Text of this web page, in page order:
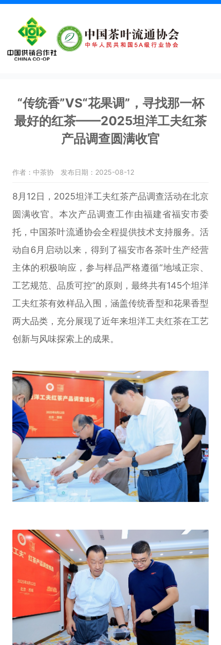
“传统香”VS“花果调”，寻找那一杯
最好的红茶——2025坦洋工夫红茶
产品调查圆满收官
作者：中茶协 发布日期：2025-08-12
8月12日，2025坦洋工夫红茶产品调查活动在北京
圆满收官。本次产品调查工作由福建省福安市委
托，中国茶叶流通协会全程提供技术支持服务。活
动自6月启动以来，得到了福安市各茶叶生产经营
主体的积极响应，参与样品严格遵循“地域正宗、
工艺规范、品质可控”的原则，最终共有145个坦洋
工夫红茶有效样品入围，涵盖传统香型和花果香型
两大品类，充分展现了近年来坦洋工夫红茶在工艺
创新与风味探索上的成果。